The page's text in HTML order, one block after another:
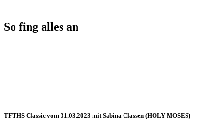
So fing alles an
TFTHS Classic vom 31.03.2023 mit Sabina Classen (HOLY MOSES)